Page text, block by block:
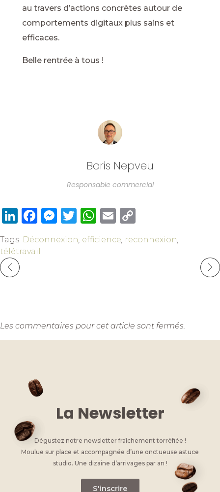
au travers d’actions concrètes autour de
comportements digitaux plus sains et
efficaces.
Belle rentrée à tous !
Boris Nepveu
Responsable commercial
LinkedIn
Facebook
Messenger
Twitter
WhatsApp
Email
Link
Tags: Déconnexion, efficience, reconnexion,
télétravail
Les commentaires pour cet article sont fermés.
La Newsletter
Dégustez notre newsletter fraîchement torréfiée !
Moulue sur place et accompagnée d’une onctueuse astuce
studio. Une dizaine d’arrivages par an !
S'inscrire